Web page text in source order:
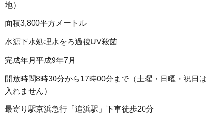
地）
面積3,800平方メートル
水源下水処理水をろ過後UV殺菌
完成年月平成9年7月
開放時間8時30分から17時00分まで（土曜・日曜・祝日は
入れません）
最寄り駅京浜急行「追浜駅」下車徒歩20分